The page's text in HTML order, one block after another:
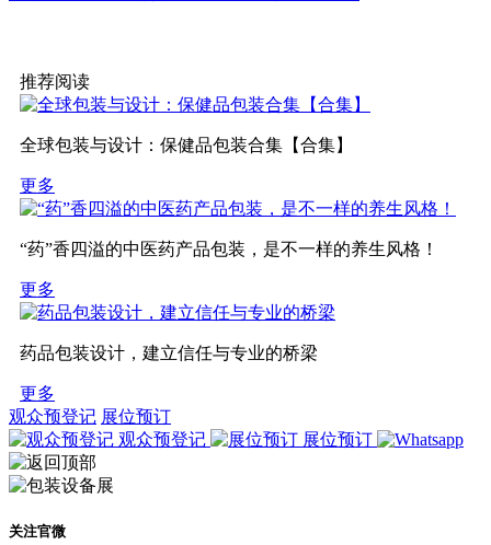
推荐阅读
全球包装与设计：保健品包装合集【合集】
更多
“药”香四溢的中医药产品包装，是不一样的养生风格！
更多
药品包装设计，建立信任与专业的桥梁
更多
观众预登记 展位预订
观众预登记
展位预订
关注官微